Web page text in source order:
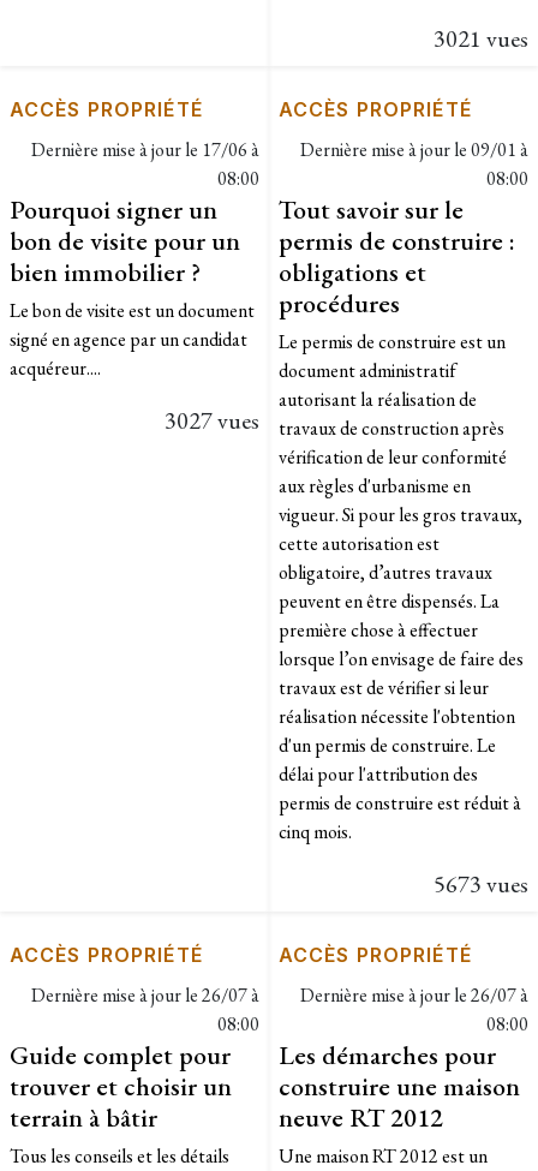
3021 vues
ACCÈS PROPRIÉTÉ
Dernière mise à jour le 17/06 à
08:00
Pourquoi signer un
bon de visite pour un
bien immobilier ?
Le bon de visite est un document
signé en agence par un candidat
acquéreur....
3027 vues
ACCÈS PROPRIÉTÉ
Dernière mise à jour le09/01 à
08:00
Tout savoir sur le
permis de construire :
obligations et
procédures
Le permis de construire est un
document administratif
autorisant la réalisation de
travaux de construction après
vérification de leur conformité
aux règles d'urbanisme en
vigueur. Si pour les gros travaux,
cette autorisation est
obligatoire, d’autres travaux
peuvent en être dispensés. La
première chose à effectuer
lorsque l’on envisage de faire des
travaux est de vérifier si leur
réalisation nécessite l'obtention
d'un permis de construire. Le
délai pour l'attribution des
permis de construire est réduit à
cinq mois.
5673 vues
ACCÈS PROPRIÉTÉ
Dernière mise à jour le26/07 à
08:00
Guide complet pour
trouver et choisir un
terrain à bâtir
Tous les conseils et les détails
ACCÈS PROPRIÉTÉ
Dernière mise à jour le26/07 à
08:00
Les démarches pour
construire une maison
neuve RT 2012
Une maison RT 2012 est un